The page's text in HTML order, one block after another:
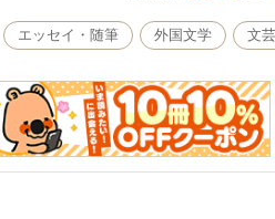
エッセイ・随筆 外国文学 文